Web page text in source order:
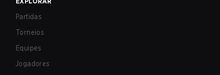
Partidas
Torneios
Equipes
Jogadores